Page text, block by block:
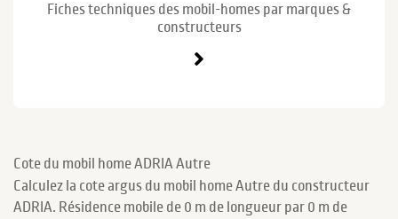
Fiches techniques des mobil-homes par marques &
constructeurs
Cote du mobil home ADRIA Autre
Calculez la cote argus du mobil home Autre du constructeur
ADRIA. Résidence mobile de 0 m de longueur par 0 m de